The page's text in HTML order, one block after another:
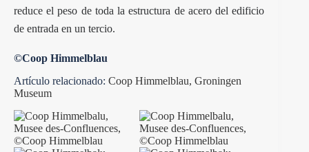
reduce el peso de toda la estructura de acero del edificio
de entrada en un tercio.
©Coop Himmelblau
Artículo relacionado: Coop Himmelblau, Groningen
Museum